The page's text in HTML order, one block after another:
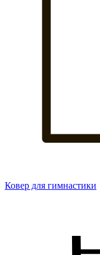
Ковер для гимнастики